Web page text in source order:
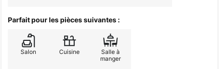
Parfait pour les pièces suivantes :
Salon Cuisine
Salle à
manger